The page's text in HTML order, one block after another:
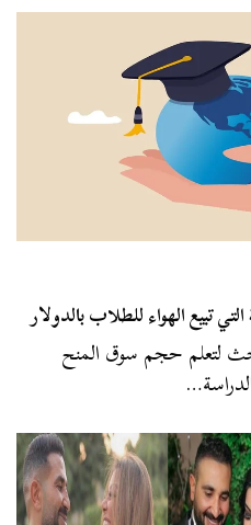
تبيع الهواء للطلاب بالدولار
لتعلم حجم سوق المنح